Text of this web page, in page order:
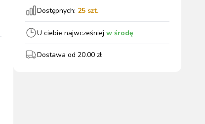
wszystkie
Dostępnych: 25 szt.
U ciebie najwcześniej w środę
Dostawa od 20.00 zł